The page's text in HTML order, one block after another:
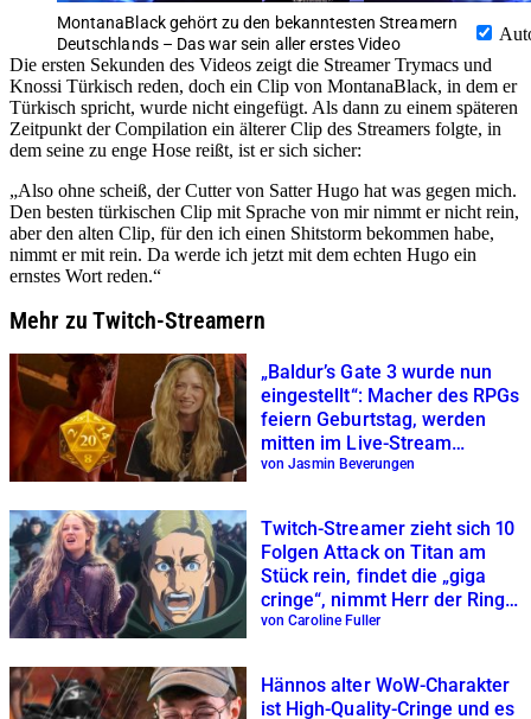
MontanaBlack gehört zu den bekanntesten Streamern
Deutschlands – Das war sein aller erstes Video
Die ersten Sekunden des Videos zeigt die Streamer Trymacs und
Knossi Türkisch reden, doch ein Clip von MontanaBlack, in dem er
Türkisch spricht, wurde nicht eingefügt. Als dann zu einem späteren
Zeitpunkt der Compilation ein älterer Clip des Streamers folgte, in
dem seine zu enge Hose reißt, ist er sich sicher:
„Also ohne scheiß, der Cutter von Satter Hugo hat was gegen mich.
Den besten türkischen Clip mit Sprache von mir nimmt er nicht rein,
aber den alten Clip, für den ich einen Shitstorm bekommen habe,
nimmt er mit rein. Da werde ich jetzt mit dem echten Hugo ein
ernstes Wort reden.“
Mehr zu Twitch-Streamern
„Baldur’s Gate 3 wurde nun
eingestellt“: Macher des RPGs
feiern Geburtstag, werden
mitten im Live-Stream
gebannt
von Jasmin Beverungen
Twitch-Streamer zieht sich 10
Folgen Attack on Titan am
Stück rein, findet die „giga
cringe“, nimmt Herr der Ringe
als Vergleich
von Caroline Fuller
Hännos alter WoW-Charakter
ist High-Quality-Cringe und es